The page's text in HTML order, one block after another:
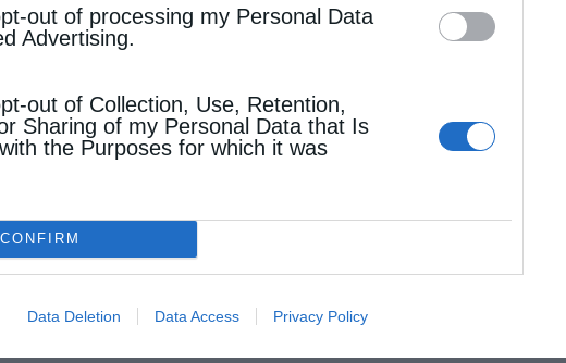
out of processing my Personal Data
Advertising.
out of Collection, Use, Retention,
Sharing of my Personal Data that Is
the Purposes for which it was
CONFIRM
Data Deletion Data Access Privacy Policy
Ηθική
Οι
άγρια
Η